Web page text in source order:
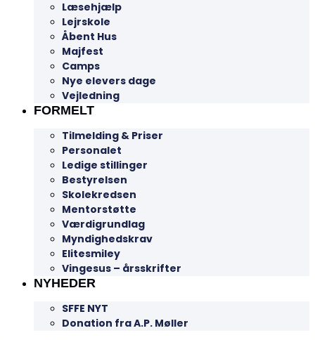
Læsehjælp
Lejrskole
Åbent Hus
Majfest
Camps
Nye elevers dage
Vejledning
FORMELT
Tilmelding & Priser
Personalet
Ledige stillinger
Bestyrelsen
Skolekredsen
Mentorstøtte
Værdigrundlag
Myndighedskrav
Elitesmiley
Vingesus – årsskrifter
NYHEDER
SFFE NYT
Donation fra A.P. Møller